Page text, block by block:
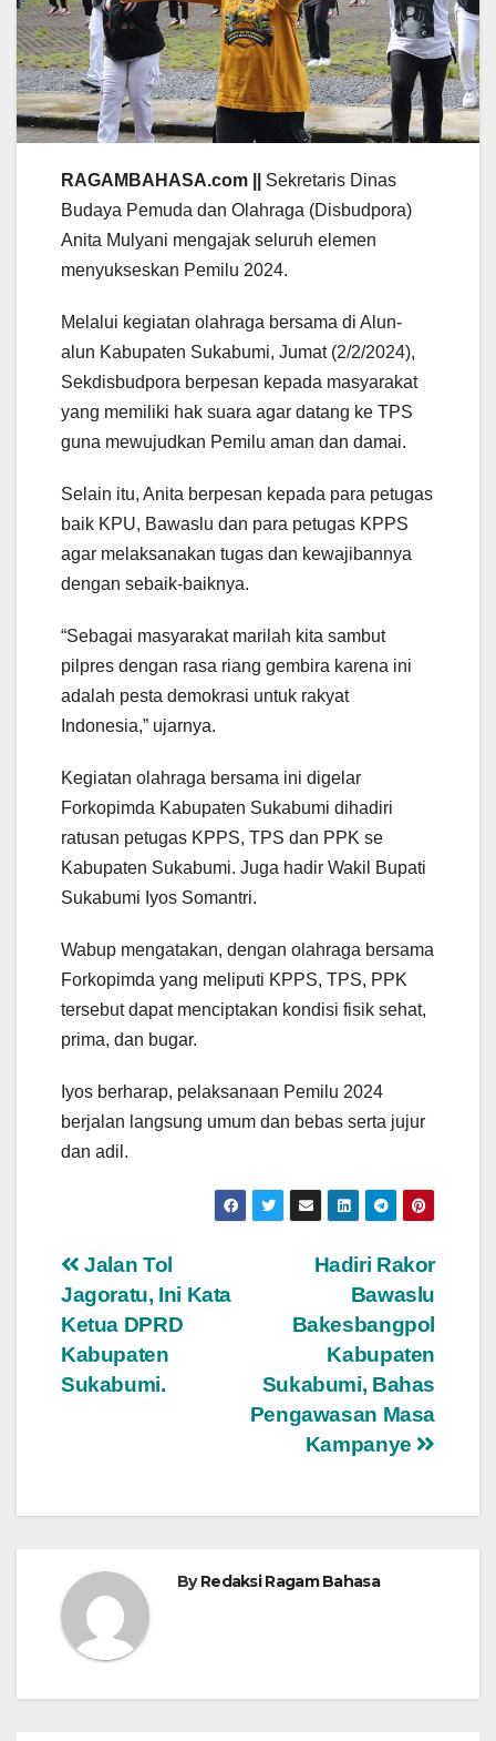
RAGAMBAHASA.com ||
Sekretaris Dinas
Budaya Pemuda dan Olahraga (Disbudpora)
Anita Mulyani mengajak seluruh elemen
menyukseskan Pemilu 2024.
Melalui kegiatan olahraga bersama di Alun-
alun Kabupaten Sukabumi, Jumat (2/2/2024),
Sekdisbudpora berpesan kepada masyarakat
yang memiliki hak suara agar datang ke TPS
guna mewujudkan Pemilu aman dan damai.
Selain itu, Anita berpesan kepada para petugas
baik KPU, Bawaslu dan para petugas KPPS
agar melaksanakan tugas dan kewajibannya
dengan sebaik-baiknya.
“Sebagai masyarakat marilah kita sambut
pilpres dengan rasa riang gembira karena ini
adalah pesta demokrasi untuk rakyat
Indonesia,” ujarnya.
Kegiatan olahraga bersama ini digelar
Forkopimda Kabupaten Sukabumi dihadiri
ratusan petugas KPPS, TPS dan PPK se
Kabupaten Sukabumi. Juga hadir Wakil Bupati
Sukabumi Iyos Somantri.
Wabup mengatakan, dengan olahraga bersama
Forkopimda yang meliputi KPPS, TPS, PPK
tersebut dapat menciptakan kondisi fisik sehat,
prima, dan bugar.
Iyos berharap, pelaksanaan Pemilu 2024
berjalan langsung umum dan bebas serta jujur
dan adil.
Navigasi
pos
Hadiri Rakor
Bawaslu
Bakesbangpol
Kabupaten
Sukabumi, Bahas
Pengawasan Masa
Kampanye
Jalan Tol
Jagoratu, Ini Kata
Ketua DPRD
Kabupaten
Sukabumi.
ByRedaksi Ragam Bahasa